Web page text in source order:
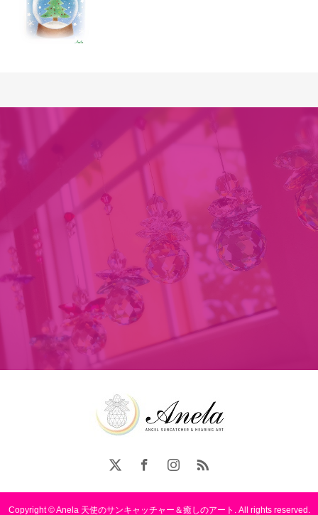
Copyright © Anela 天使のサンキャッチャー＆癒しのアート. All rights reserved.